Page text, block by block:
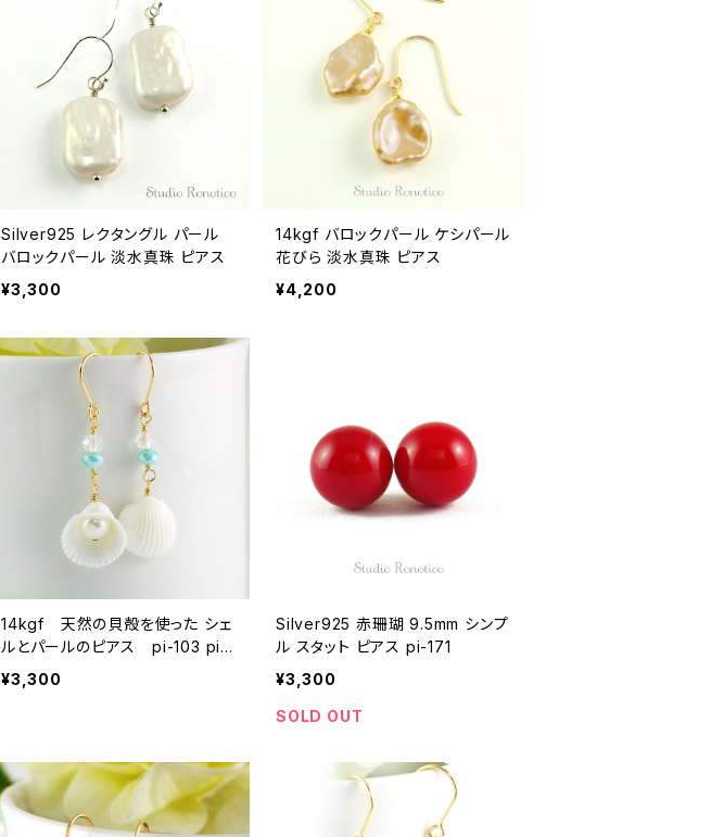
Silver925 レクタングル パール
バロックパール 淡水真珠 ピアス
¥3,300
14kgf バロックパール ケシパール
花びら 淡水真珠 ピアス
¥4,200
14kgf 天然の貝殻を使った シェ
ルとパールのピアス pi-103 pi-1
03
¥3,300
Silver925 赤珊瑚 9.5mm シンプ
ル スタット ピアス pi-171
¥3,300
SOLD OUT